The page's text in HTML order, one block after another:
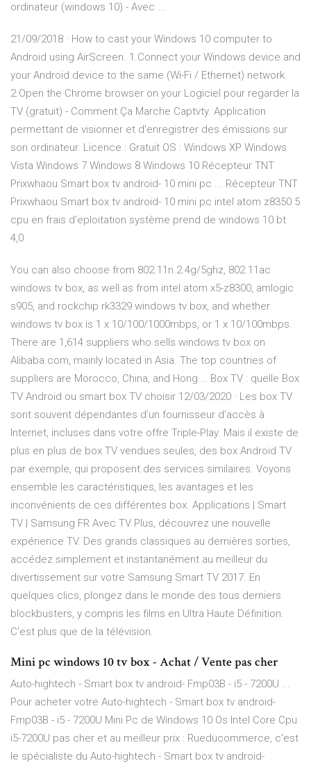
ordinateur (windows 10) - Avec ...
21/09/2018 · How to cast your Windows 10 computer to
Android using AirScreen. 1.Connect your Windows device and
your Android device to the same (Wi-Fi / Ethernet) network.
2.Open the Chrome browser on your Logiciel pour regarder la
TV (gratuit) - Comment Ça Marche Captvty. Application
permettant de visionner et d'enregistrer des émissions sur
son ordinateur. Licence : Gratuit OS : Windows XP Windows
Vista Windows 7 Windows 8 Windows 10 Récepteur TNT
Prixwhaou Smart box tv android- 10 mini pc ... Récepteur TNT
Prixwhaou Smart box tv android- 10 mini pc intel atom z8350 5
cpu en frais d'eploitation système prend de windows 10 bt
4,0
You can also choose from 802.11n 2.4g/5ghz, 802.11ac
windows tv box, as well as from intel atom x5-z8300, amlogic
s905, and rockchip rk3329 windows tv box, and whether
windows tv box is 1 x 10/100/1000mbps, or 1 x 10/100mbps.
There are 1,614 suppliers who sells windows tv box on
Alibaba.com, mainly located in Asia. The top countries of
suppliers are Morocco, China, and Hong … Box TV : quelle Box
TV Android ou smart box TV choisir 12/03/2020 · Les box TV
sont souvent dépendantes d’un fournisseur d’accès à
Internet, incluses dans votre offre Triple-Play. Mais il existe de
plus en plus de box TV vendues seules, des box Android TV
par exemple, qui proposent des services similaires. Voyons
ensemble les caractéristiques, les avantages et les
inconvénients de ces différentes box. Applications | Smart
TV | Samsung FR Avec TV Plus, découvrez une nouvelle
expérience TV. Des grands classiques au dernières sorties,
accédez simplement et instantanément au meilleur du
divertissement sur votre Samsung Smart TV 2017. En
quelques clics, plongez dans le monde des tous derniers
blockbusters, y compris les films en Ultra Haute Définition.
C'est plus que de la télévision.
Mini pc windows 10 tv box - Achat / Vente pas cher
Auto-hightech - Smart box tv android- Fmp03B - i5 - 7200U ...
Pour acheter votre Auto-hightech - Smart box tv android-
Fmp03B - i5 - 7200U Mini Pc de Windows 10 Os Intel Core Cpu
i5-7200U pas cher et au meilleur prix : Rueducommerce, c'est
le spécialiste du Auto-hightech - Smart box tv android-